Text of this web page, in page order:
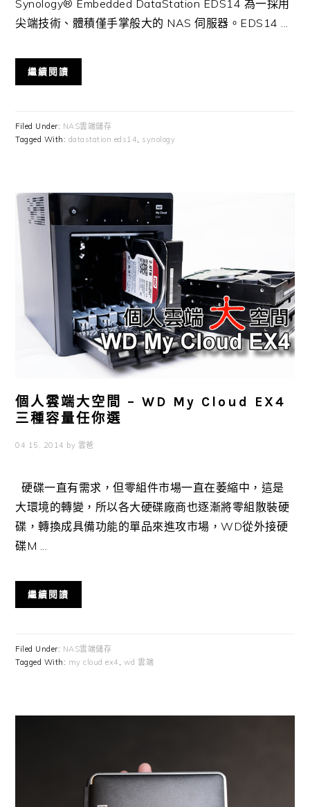
Synology® Embedded DataStation EDS14 為一採用
尖端技術、體積僅手掌般大的 NAS 伺服器。EDS14 ...
繼續閱讀
Filed Under: NAS雲端儲存
Tagged With: datastation eds14 synology
個人雲端大空間 – WD My Cloud EX4
三種容量任你選
04 15, 2014 by 雲爸
硬碟一直有需求，但零組件市場一直在萎縮中，這是
大環境的轉變，所以各大硬碟廠商也逐漸將零組散裝硬
碟，轉換成具備功能的單品來進攻市場，WD從外接硬
碟M ...
繼續閱讀
Filed Under: NAS雲端儲存
Tagged With: my cloud ex4 wd 雲端